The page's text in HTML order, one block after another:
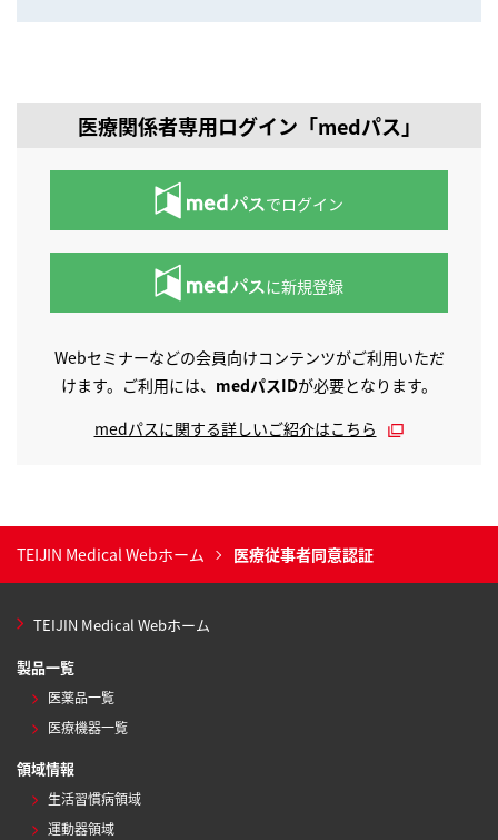
医療関係者専用ログイン「medパス」
でログイン
に新規登録
Webセミナーなどの会員向けコンテンツがご利用いただ
けます。ご利用には、 medパスIDが必要となります。
medパスに関する詳しいご紹介はこちら
TEIJIN Medical Webホーム 医療従事者同意認証
TEIJIN Medical Webホーム
製品一覧
医薬品一覧
医療機器一覧
領域情報
生活習慣病領域
運動器領域